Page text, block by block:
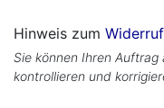
Hinweis zum
Sie können Ihren
kontrollieren und